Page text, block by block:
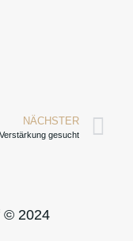
NÄCHSTER
Verstärkung gesucht
© 2024